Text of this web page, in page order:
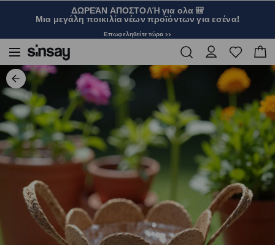
ΔΩΡΕΆΝ ΑΠΟΣΤΟΛΉ για ολα 🎒
Μια μεγάλη ποικιλία νέων προϊόντων για εσένα!
Επωφεληθείτε τώρα >>